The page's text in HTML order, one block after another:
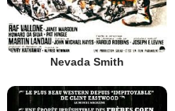
Nevada Smith